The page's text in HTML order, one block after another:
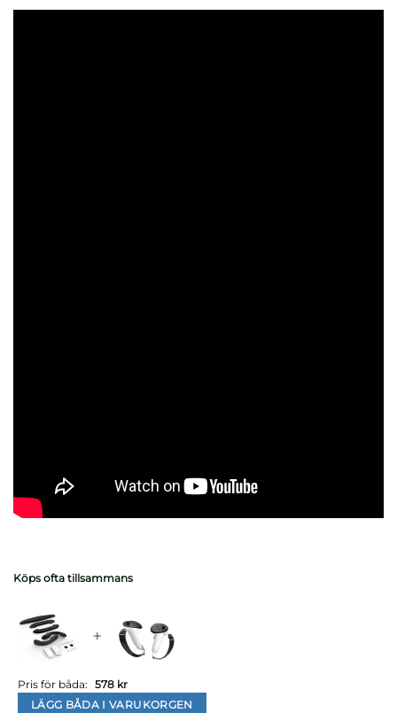
Köps ofta tillsammans
+
Pris för båda: 578 kr
LÄGG BÅDA I VARUKORGEN